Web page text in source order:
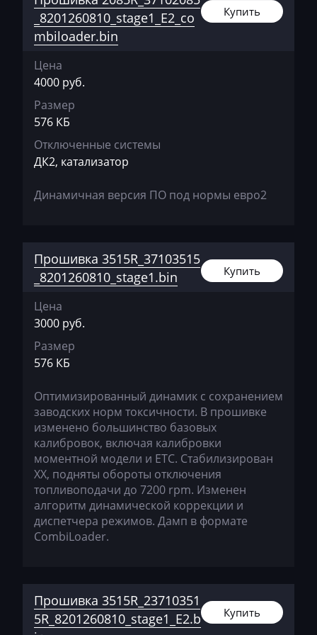
Changhe
Chery
Chevrolet
Chrysler
Citroen
Claas
CMI
Comacchio
Daewoo
DAF
Daihatsu
Dammann
Deutz
Dewulf
Dieci
Dodge
Dongfeng
Doosan
Dynapac
EcoLog
_8201260810_stage1_E2_co
mbiloader.bin
Купить
Цена
4000 руб.
Размер
576 КБ
Отключенные системы
ДК2, катализатор
Динамичная версия ПО под нормы евро2
Прошивка 3515R_37103515
_8201260810_stage1.bin
Купить
Цена
3000 руб.
Размер
576 КБ
Оптимизированный динамик с сохранением
заводских норм токсичности. В прошивке
изменено большинство базовых
калибровок, включая калибровки
моментной модели и ЕТС. Стабилизирован
ХХ, подняты обороты отключения
топливоподачи до 7200 rpm. Изменен
алгоритм динамической коррекции и
диспетчера режимов. Дамп в формате
CombiLoader.
Прошивка 3515R_23710351
5R_8201260810_stage1_E2.b
Купить